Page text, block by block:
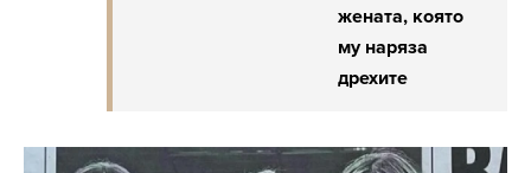
жената, която
му наряза
дрехите